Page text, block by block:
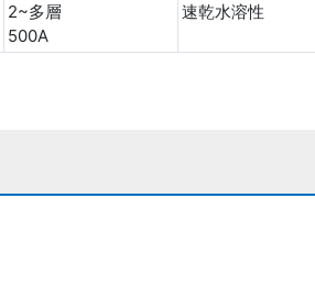
2~多層
500A
速乾水溶性